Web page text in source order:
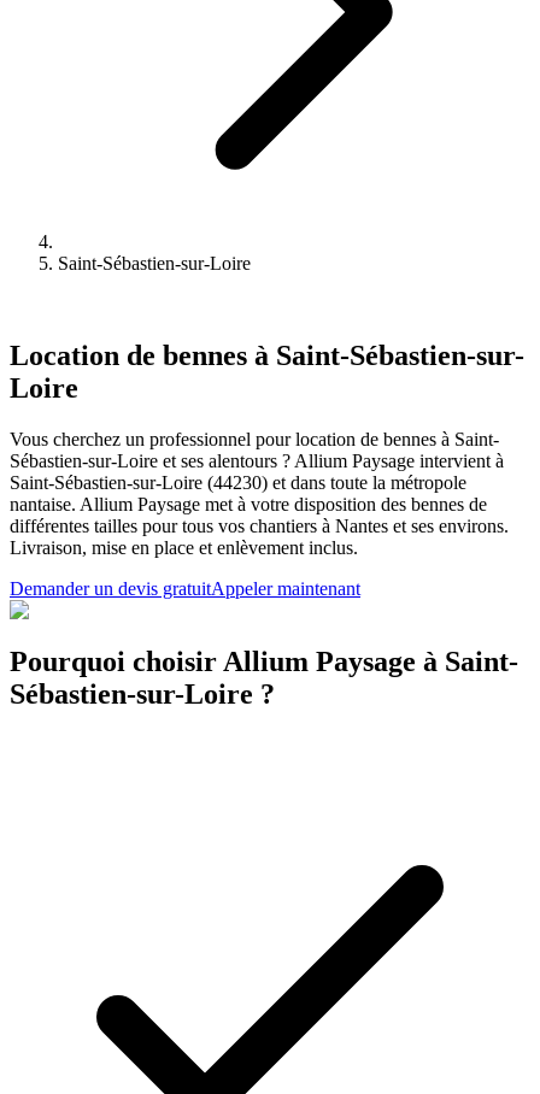
Saint-Sébastien-sur-Loire
Location de bennes à Saint-Sébastien-sur-
Loire
Vous cherchez un professionnel pour location de bennes à Saint-
Sébastien-sur-Loire et ses alentours ? Allium Paysage intervient à
Saint-Sébastien-sur-Loire (44230) et dans toute la métropole
nantaise. Allium Paysage met à votre disposition des bennes de
différentes tailles pour tous vos chantiers à Nantes et ses environs.
Livraison, mise en place et enlèvement inclus.
Demander un devis gratuitAppeler maintenant
Pourquoi choisir Allium Paysage à Saint-
Sébastien-sur-Loire ?